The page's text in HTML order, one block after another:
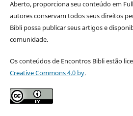
Aberto, proporciona seu conteúdo em
autores conservam todos seus direitos
Bibli possa publicar seus artigos e
comunidade.
Os conteúdos de Encontros Bibli estão
Creative Commons 4.0 by.